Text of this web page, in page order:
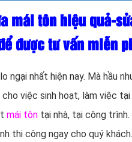
mái tôn hiệu quả-
được tư vấn miễn
ngại nhất hiện nay. Mà hầu
việc sinh hoạt, làm việc
mái tôn tại nhà, tại công trình.
thi công ngay cho quý khách.